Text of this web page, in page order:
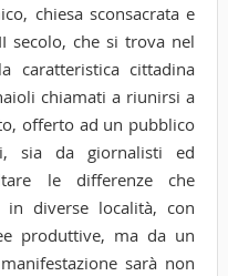
chiesa sconsacrata e
secolo, che si trova nel
caratteristica cittadina
chiamati a riunirsi a
offerto ad un pubblico
sia da giornalisti ed
le differenze che
diverse località, con
produttive, ma da un
sarà non